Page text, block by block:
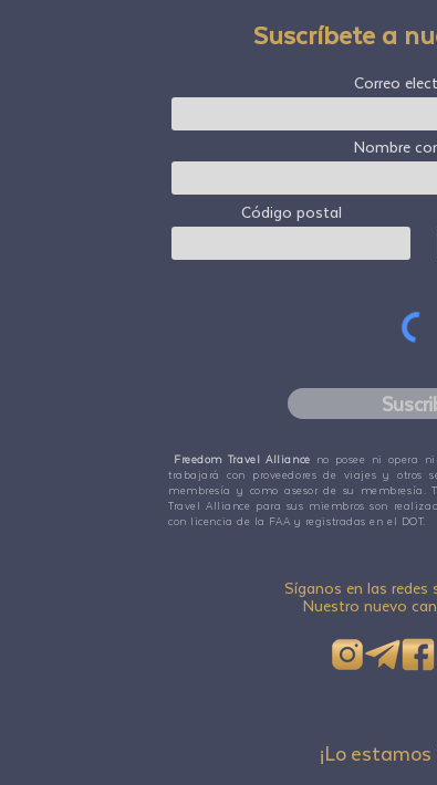
Suscríbete a
Correo
Nombre
Código postal
Freedom Travel Alliance no posee ni opera
trabajará con proveedores de viajes y otros
membresía y como asesor de su membresía.
Travel Alliance para sus miembros son
con licencia de la FAA y registradas en el DOT.
Síganos en las redes
Nuestro nuevo
¡Lo